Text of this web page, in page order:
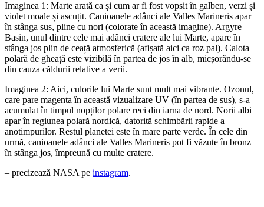
Imaginea 1: Marte arată ca și cum ar fi fost vopsit în galben, verzi și
violet moale și ascuțit. Canioanele adânci ale Valles Marineris apar
în stânga sus, pline cu nori (colorate în această imagine). Argyre
Basin, unul dintre cele mai adânci cratere ale lui Marte, apare în
stânga jos plin de ceață atmosferică (afișată aici ca roz pal). Calota
polară de gheață este vizibilă în partea de jos în alb, micșorându-se
din cauza căldurii relative a verii.
Imaginea 2: Aici, culorile lui Marte sunt mult mai vibrante. Ozonul,
care pare magenta în această vizualizare UV (în partea de sus), s-a
acumulat în timpul nopților polare reci din iarna de nord. Norii albi
apar în regiunea polară nordică, datorită schimbării rapide a
anotimpurilor. Restul planetei este în mare parte verde. În cele din
urmă, canioanele adânci ale Valles Marineris pot fi văzute în bronz
în stânga jos, împreună cu multe cratere.
– precizează NASA pe instagram.